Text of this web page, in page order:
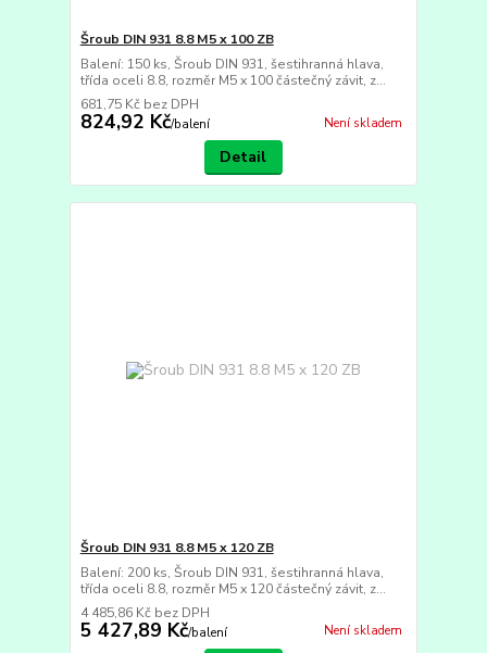
Šroub DIN 931 8.8 M5 x 100 ZB
Balení: 150 ks, Šroub DIN 931, šestihranná hlava,
třída oceli 8.8, rozměr M5 x 100 částečný závit, z...
824,92 Kč/balení
681,75 Kč bez DPH
Není skladem
Detail
Šroub DIN 931 8.8 M5 x 120 ZB
Balení: 200 ks, Šroub DIN 931, šestihranná hlava,
třída oceli 8.8, rozměr M5 x 120 částečný závit, z...
5 427,89 Kč/balení
4 485,86 Kč bez DPH
Není skladem